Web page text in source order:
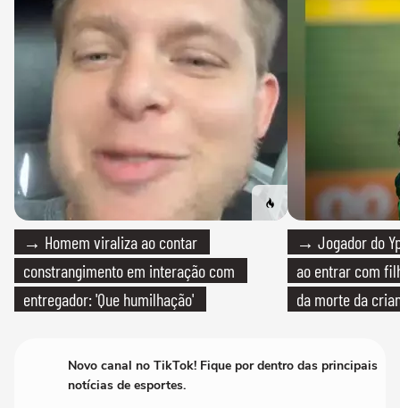
→ Homem viraliza ao contar
constrangimento em interação com
entregador: 'Que humilhação'
→ Jogador do
ao entrar com
da morte da
Novo canal no TikTok! Fique por dentro das principais
notícias de esportes.